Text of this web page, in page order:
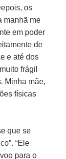
os
manhã me
em poder
de
e até dos
frágil
Minha mãe,
físicas
que se
“Ele
para o